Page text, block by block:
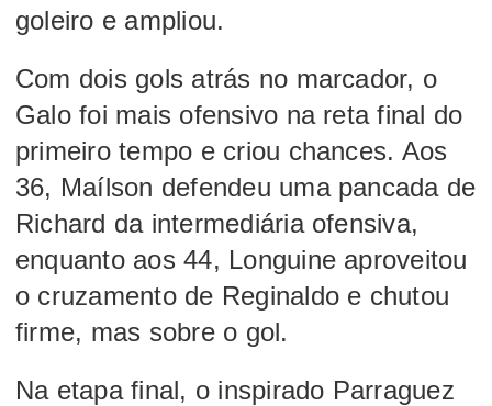
goleiro e ampliou.
Com dois gols atrás no marcador, o
Galo foi mais ofensivo na reta final do
primeiro tempo e criou chances. Aos
36, Maílson defendeu uma pancada de
Richard da intermediária ofensiva,
enquanto aos 44, Longuine aproveitou
o cruzamento de Reginaldo e chutou
firme, mas sobre o gol.
Na etapa final, o inspirado Parraguez